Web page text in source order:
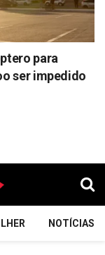
para
ser impedido
NOTÍCIAS